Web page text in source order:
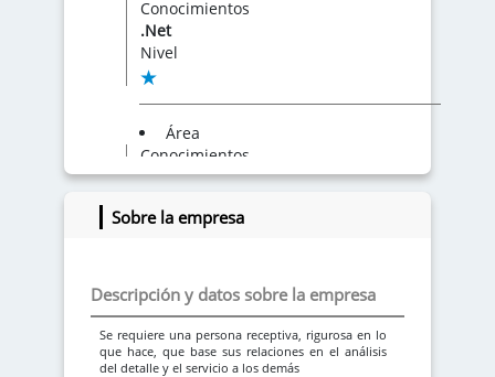
Conocimientos
.Net
Nivel
Área
Conocimientos
C++
Habilidades e intereses
Sobre la empresa
Descripción y datos sobre la empresa
Se requiere una persona receptiva, rigurosa en lo
que hace, que base sus relaciones en el análisis
del detalle y el servicio a los demás